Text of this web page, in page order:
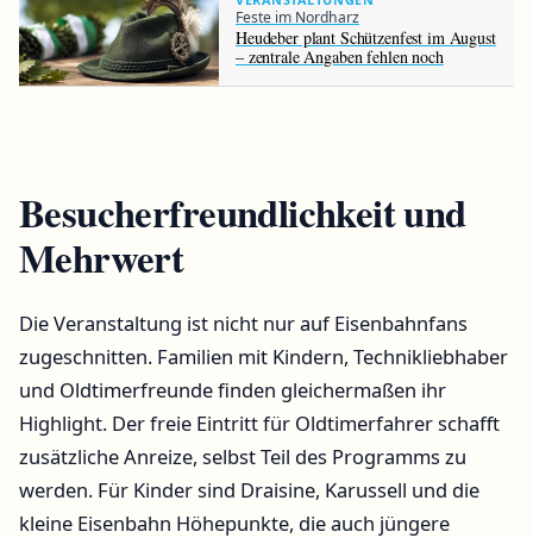
Feste im Nordharz
Heudeber plant Schützenfest im August
– zentrale Angaben fehlen noch
Besucherfreundlichkeit und
Mehrwert
Die Veranstaltung ist nicht nur auf Eisenbahnfans
zugeschnitten. Familien mit Kindern, Technikliebhaber
und Oldtimerfreunde finden gleichermaßen ihr
Highlight. Der freie Eintritt für Oldtimerfahrer schafft
zusätzliche Anreize, selbst Teil des Programms zu
werden. Für Kinder sind Draisine, Karussell und die
kleine Eisenbahn Höhepunkte, die auch jüngere